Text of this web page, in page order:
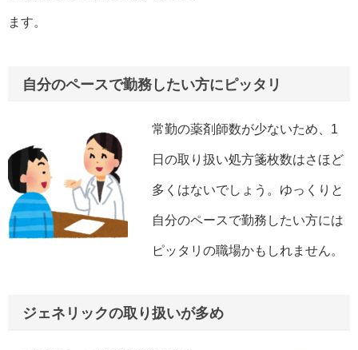
ます。
自分のペースで勤務したい方にピッタリ
常勤の薬剤師数が少ないため、1
日の取り扱い処方箋枚数はさほど
多くはないでしょう。ゆっくりと
自分のペースで勤務したい方には
ピッタリの職場かもしれません。
ジェネリックの取り扱いが多め